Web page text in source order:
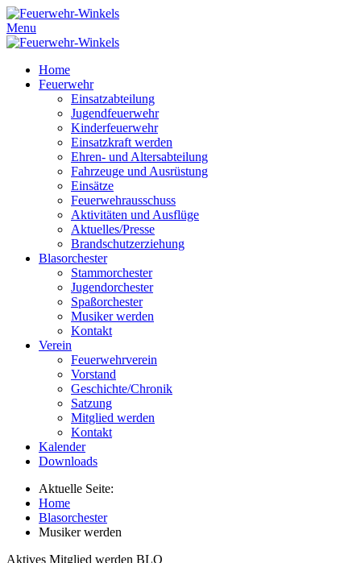
Menu
Home
Feuerwehr
Einsatzabteilung
Jugendfeuerwehr
Kinderfeuerwehr
Einsatzkraft werden
Ehren- und Altersabteilung
Fahrzeuge und Ausrüstung
Einsätze
Feuerwehrausschuss
Aktivitäten und Ausflüge
Aktuelles/Presse
Brandschutzerziehung
Blasorchester
Stammorchester
Jugendorchester
Spaßorchester
Musiker werden
Kontakt
Verein
Feuerwehrverein
Vorstand
Geschichte/Chronik
Satzung
Mitglied werden
Kontakt
Kalender
Downloads
Aktuelle Seite:
Home
Blasorchester
Musiker werden
Aktives Mitglied werden BLO